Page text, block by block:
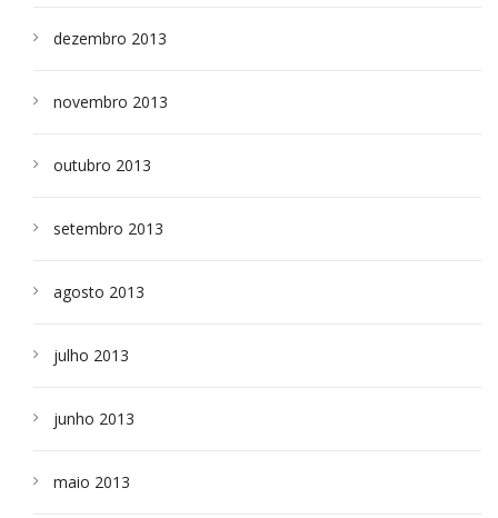
dezembro 2013
novembro 2013
outubro 2013
setembro 2013
agosto 2013
julho 2013
junho 2013
maio 2013